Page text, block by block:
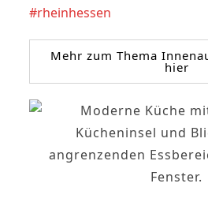
#rheinhessen
Mehr zum Thema
hier